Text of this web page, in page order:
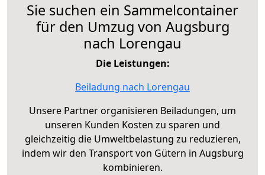
Sie suchen ein Sammelcontainer
für den Umzug von Augsburg
nach Lorengau
Die Leistungen:
Beiladung nach Lorengau
Unsere Partner organisieren Beiladungen, um
unseren Kunden Kosten zu sparen und
gleichzeitig die Umweltbelastung zu reduzieren,
indem wir den Transport von Gütern in Augsburg
kombinieren.